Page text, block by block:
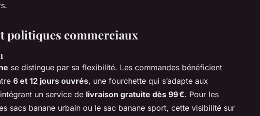
politiques commerciaux
se distingue par sa flexibilité. Les commandes bénéficient
6 et 12 jours ouvrés, une fourchette qui s’adapte aux
un service de livraison gratuite dès 99 €. Pour les
sacs banane urbain ou le sac banane sport, cette visibilité sur